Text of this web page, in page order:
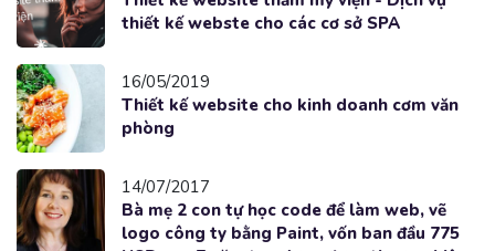
thiết kế webste cho các cơ sở SPA
16/05/2019
Thiết kế website cho kinh doanh cơm văn
phòng
14/07/2017
Bà mẹ 2 con tự học code để làm web, vẽ
logo công ty bằng Paint, vốn ban đầu 775